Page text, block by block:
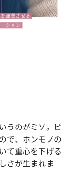
うのがミソ。ピ
で、ホンモノの
て重心を下げる
さが生まれま